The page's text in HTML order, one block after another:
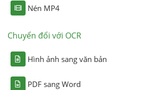
Nén MP4
Chuyển đổi với OCR
Hình ảnh sang văn bản
PDF sang Word